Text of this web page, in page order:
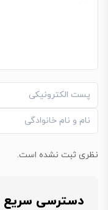
نظری ثبت نشده است.
دسترسی سریع